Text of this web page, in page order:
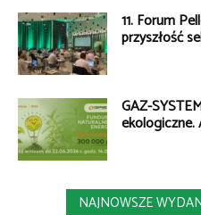
11. Forum
przyszłość
GAZ-
ekologiczne.
NAJNOWSZE